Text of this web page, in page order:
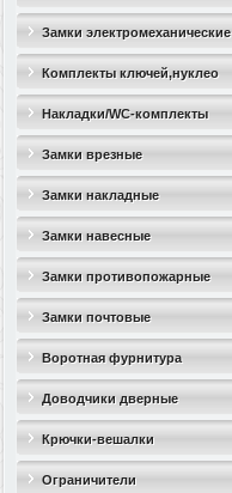
Замки электромеханические
Комплекты ключей,нуклео
Накладки/WC-комплекты
Замки врезные
Замки накладные
Замки навесные
Замки противопожарные
Замки почтовые
Воротная фурнитура
Доводчики дверные
Крючки-вешалки
Ограничители